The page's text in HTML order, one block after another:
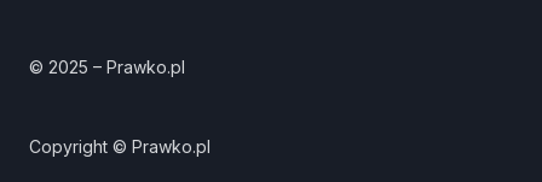
© 2025 – Prawko.pl
Copyright © Prawko.pl